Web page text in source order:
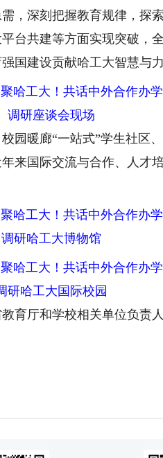
，深刻把握教育规律，探
台共建等方面实现突破，
国建设贡献哈工大智慧与力
调研座谈会现场
暖廊“一站式”学生社区
来国际交流与合作、人才
调研哈工大博物馆
研哈工大国际校园
厅和学校相关单位负责人